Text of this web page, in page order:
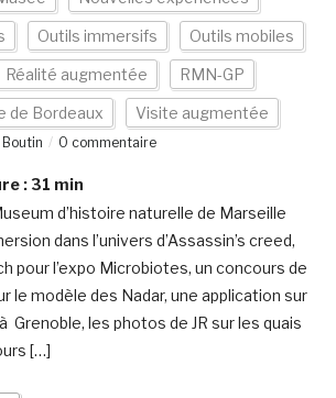
Outils immersifs Outils mobiles
Réalité augmentée RMN-GP
de Bordeaux Visite augmentée
Boutin 0 commentaire
: 31 min
d’histoire naturelle de Marseille
dans l’univers d’Assassin’s creed,
pour l’expo Microbiotes, un concours de
le modèle des Nadar, une application sur
Grenoble, les photos de JR sur les quais
[…]